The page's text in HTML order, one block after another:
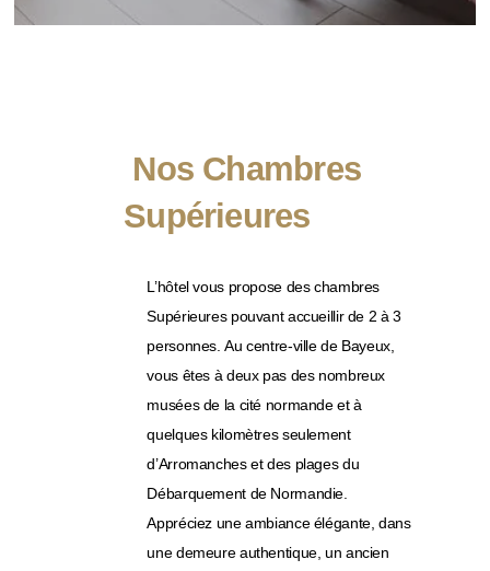
Nos Chambres
Supérieures
L’hôtel vous propose des chambres
Supérieures pouvant accueillir de 2 à 3
personnes. Au centre-ville de Bayeux,
vous êtes à deux pas des nombreux
musées de la cité normande et à
quelques kilomètres seulement
d’Arromanches et des plages du
Débarquement de Normandie.
Appréciez une ambiance élégante, dans
une demeure authentique, un ancien